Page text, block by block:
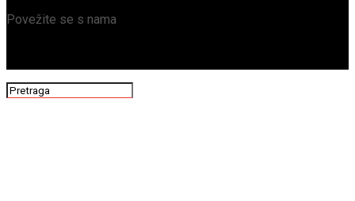
Povežite se s nama